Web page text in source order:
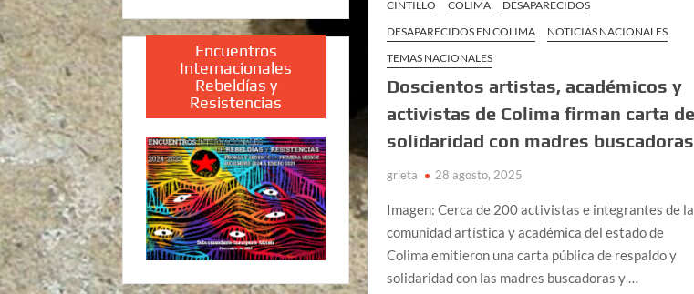
CINTILLO COLIMA
DESAPARECIDOS
DESAPARECIDOS EN COLIMA
NOTICIAS NACIONALES
TEMAS NACIONALES
Doscientos artistas, académicos y
activistas de Colima firman carta de
solidaridad con madres buscadoras
grieta 28 agosto, 2025
Imagen: Cerca de 200 activistas e integrantes de la
comunidad artística y académica del estado de
Colima emitieron una carta pública de respaldo y
solidaridad con las madres buscadoras y …
Encuentros
Internacionales
Rebeldías y
Resistencias